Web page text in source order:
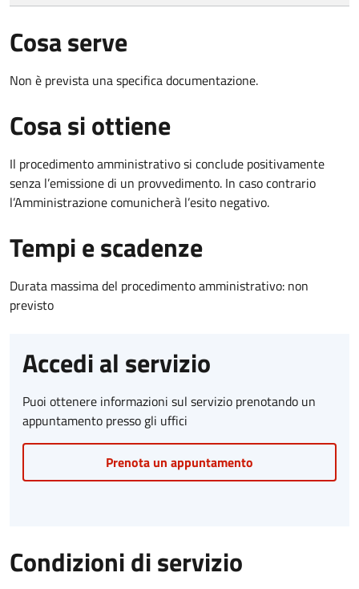
Cosa serve
Non è prevista una specifica documentazione.
Cosa si ottiene
Il procedimento amministrativo si conclude positivamente
senza l’emissione di un provvedimento. In caso contrario
l’Amministrazione comunicherà l’esito negativo.
Tempi e scadenze
Durata massima del procedimento amministrativo: non
previsto
Accedi al servizio
Puoi ottenere informazioni sul servizio prenotando un
appuntamento presso gli uffici
Prenota un appuntamento
Condizioni di servizio